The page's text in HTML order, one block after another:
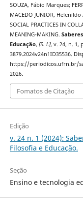
SOUZA, Fábio Marques;
MACEDO JUNIOR,
SOCIAL PRACTICES IN
MEANING-MAKING.
Educação, [S. l.], v. 24, n. 1,
3879.2024v24n1ID35536.
https://periodicos.ufrn.br/
2026.
Fomatos de Citação
Edição
v. 24 n. 1 (2024):
Filosofia e Educação.
Seção
Ensino e tecnologia